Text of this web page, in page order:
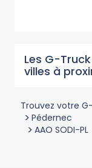
Les G-
villes à
Trouvez votre
> Pédernec
> AAO SODI-PL